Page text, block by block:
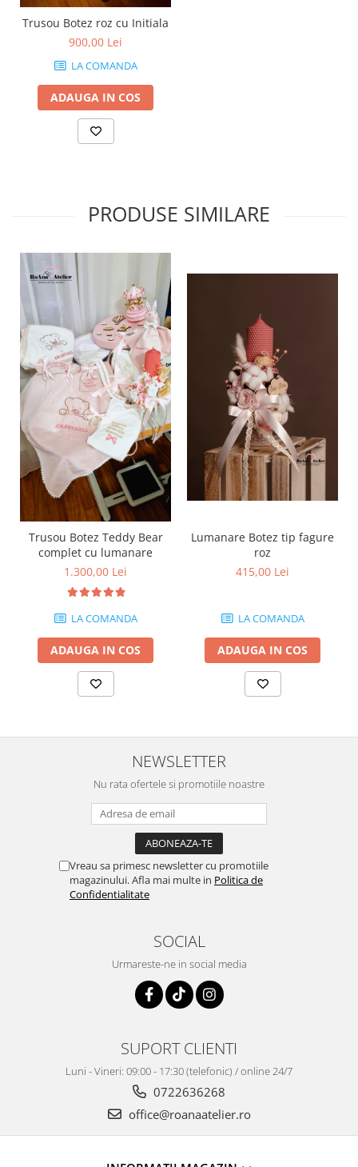
Trusou Botez roz cu Initiala
900,00 Lei
LA COMANDA
ADAUGA IN COS
PRODUSE SIMILARE
Trusou Botez Teddy Bear
complet cu lumanare
1.300,00 Lei
LA COMANDA
ADAUGA IN COS
Lumanare Botez tip fagure
roz
415,00 Lei
LA COMANDA
ADAUGA IN COS
NEWSLETTER
Nu rata ofertele si promotiile noastre
Vreau sa primesc newsletter cu promotiile
magazinului. Afla mai multe in Politica de
Confidentialitate
SOCIAL
Urmareste-ne in social media
SUPORT CLIENTI
Luni - Vineri: 09:00 - 17:30 (telefonic) / online 24/7
0722636268
office@roanaatelier.ro